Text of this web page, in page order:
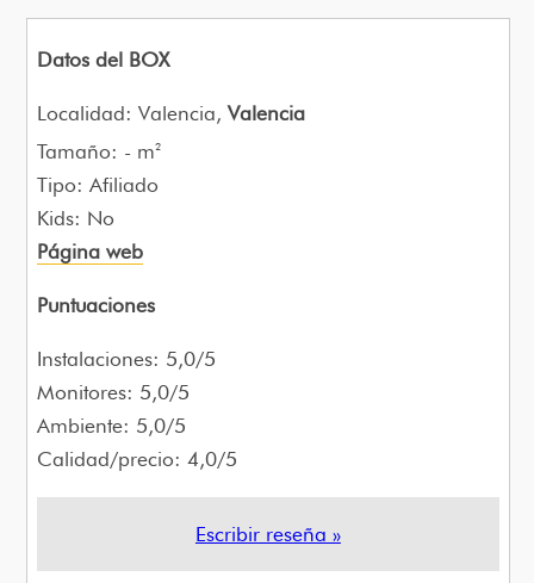
Datos del BOX
Localidad: Valencia,Valencia
Tamaño: - m2
Tipo: Afiliado
Kids: No
Página web
Puntuaciones
Instalaciones: 5,0/5
Monitores: 5,0/5
Ambiente: 5,0/5
Calidad/precio: 4,0/5
Escribir reseña »